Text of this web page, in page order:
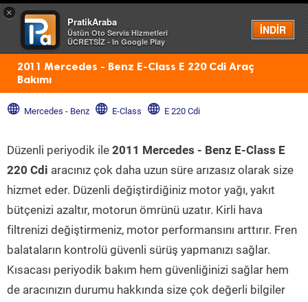
×
PratikAraba
Üstün Oto Servis Hizmetleri
ÜCRETSİZ - In Google Play
İNDİR
Menü
2011 Mercedes - Benz E-Class E 220 Cdi Araç
Bakımı
Mercedes - Benz E-Class E 220 Cdi
Düzenli periyodik ile 2011 Mercedes - Benz E-Class E
220 Cdi aracınız çok daha uzun süre arızasız olarak size
hizmet eder. Düzenli değiştirdiğiniz motor yağı, yakıt
bütçenizi azaltır, motorun ömrünü uzatır. Kirli hava
filtrenizi değiştirmeniz, motor performansını arttırır. Fren
balataların kontrolü güvenli sürüş yapmanızı sağlar.
Kısacası periyodik bakım hem güvenliğinizi sağlar hem
de aracınızın durumu hakkında size çok değerli bilgiler